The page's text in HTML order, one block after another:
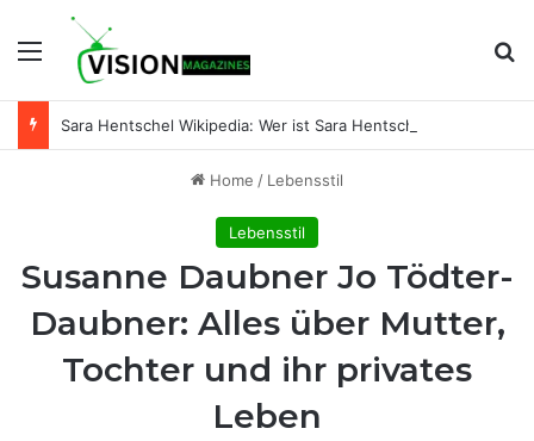
Menu
Home / Lebensstil
Lebensstil
Susanne Daubner Jo Tödter-
Daubner: Alles über Mutter,
Tochter und ihr privates
Leben